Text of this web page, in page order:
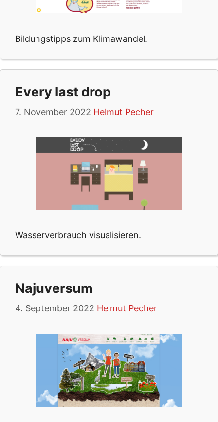
Bildungstipps zum Klimawandel.
Every last drop
7. November 2022 Helmut Pecher
Wasserverbrauch visualisieren.
Najuversum
4. September 2022 Helmut Pecher